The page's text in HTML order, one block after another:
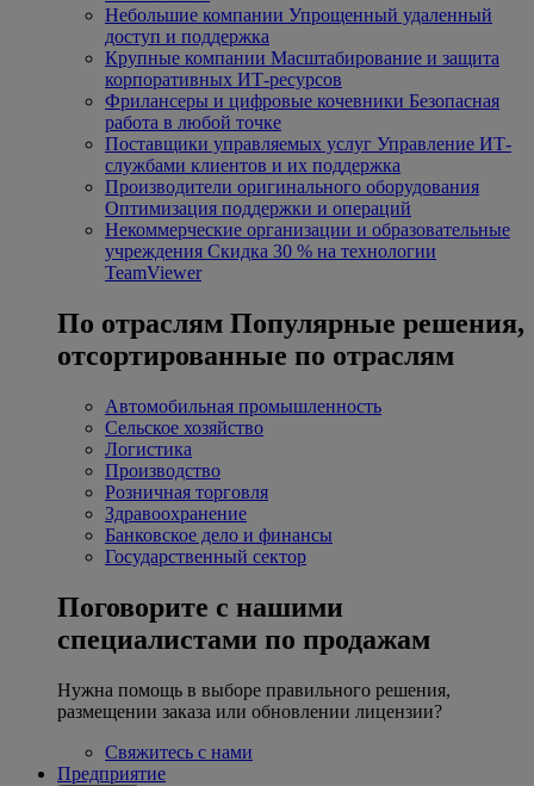
Небольшие компании Упрощенный удаленный
доступ и поддержка
Крупные компании Масштабирование и защита
корпоративных ИТ-ресурсов
Фрилансеры и цифровые кочевники Безопасная
работа в любой точке
Поставщики управляемых услуг Управление ИТ-
службами клиентов и их поддержка
Производители оригинального оборудования
Оптимизация поддержки и операций
Некоммерческие организации и образовательные
учреждения Скидка 30 % на технологии
TeamViewer
По отраслям Популярные решения,
отсортированные по отраслям
Автомобильная промышленность
Сельское хозяйство
Логистика
Производство
Розничная торговля
Здравоохранение
Банковское дело и финансы
Государственный сектор
Поговорите с нашими
специалистами по продажам
Нужна помощь в выборе правильного решения,
размещении заказа или обновлении лицензии?
Свяжитесь с нами
Предприятие